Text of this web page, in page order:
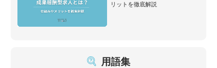
リットを徹底解説
用語集